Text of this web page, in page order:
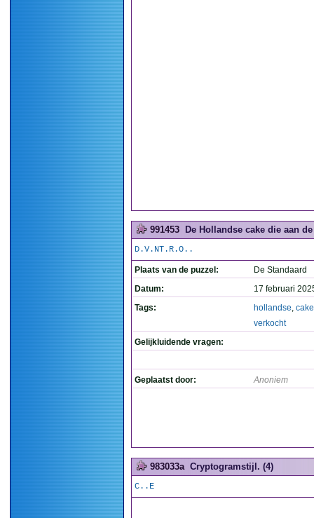
991453 De Hollandse cake die aan
D.V.NT.R.O..
Plaats van de puzzel:
De Standaard
Datum:
17 februari
Tags:
hollandse, cake
verkocht
Gelijkluidende vragen:
Geplaatst door: Anoniem
983033a Cryptogramstijl. (4)
C..E